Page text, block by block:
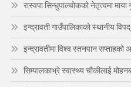
रास्वपा सिन्धुपाल्चोकको नेतृत्वमा
इन्द्रावती गाउँपालिकाको स्थानीय
इन्द्रावतीमा विश्व स्तनपान
सिम्पालकाभ्रे स्वास्थ्य चौकीलाई